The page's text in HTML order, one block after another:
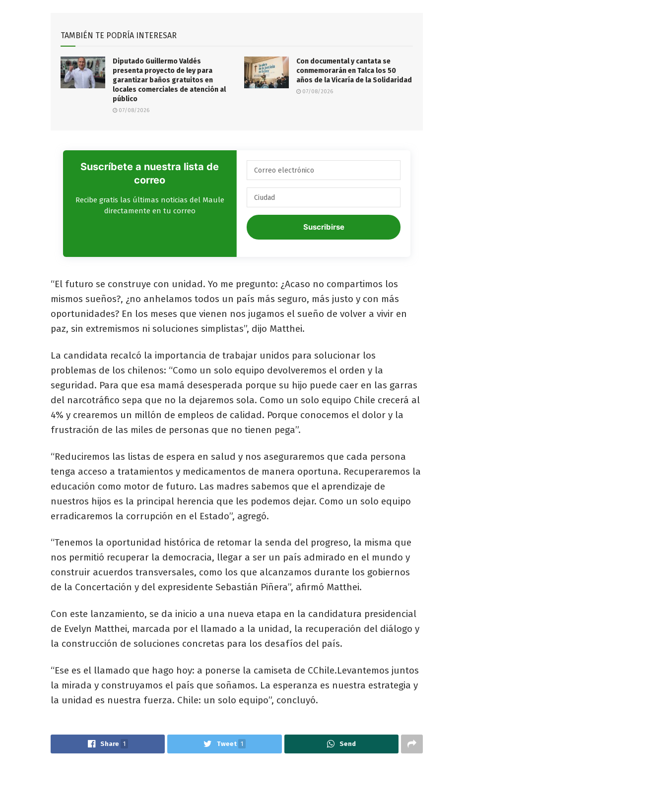
TAMBIÉN TE PODRÍA INTERESAR
Diputado Guillermo Valdés
presenta proyecto de ley para
garantizar baños gratuitos en
locales comerciales de atención al
público
07/08/2026
Con documental y cantata se
conmemorarán en Talca los 50
años de la Vicaría de la Solidaridad
07/08/2026
Suscríbete a nuestra lista de
correo
Recibe gratis las últimas noticias del Maule
directamente en tu correo
Suscribirse
“El futuro se construye con unidad. Yo me pregunto: ¿Acaso no compartimos los
mismos sueños?, ¿no anhelamos todos un país más seguro, más justo y con más
oportunidades? En los meses que vienen nos jugamos el sueño de volver a vivir en
paz, sin extremismos ni soluciones simplistas”, dijo Matthei.
La candidata recalcó la importancia de trabajar unidos para solucionar los
problemas de los chilenos: “Como un solo equipo devolveremos el orden y la
seguridad. Para que esa mamá desesperada porque su hijo puede caer en las garras
del narcotráfico sepa que no la dejaremos sola. Como un solo equipo Chile crecerá al
4% y crearemos un millón de empleos de calidad. Porque conocemos el dolor y la
frustración de las miles de personas que no tienen pega”.
“Reduciremos las listas de espera en salud y nos aseguraremos que cada persona
tenga acceso a tratamientos y medicamentos de manera oportuna. Recuperaremos la
educación como motor de futuro. Las madres sabemos que el aprendizaje de
nuestros hijos es la principal herencia que les podemos dejar. Como un solo equipo
erradicaremos la corrupción en el Estado”, agregó.
“Tenemos la oportunidad histórica de retomar la senda del progreso, la misma que
nos permitió recuperar la democracia, llegar a ser un país admirado en el mundo y
construir acuerdos transversales, como los que alcanzamos durante los gobiernos
de la Concertación y del expresidente Sebastián Piñera”, afirmó Matthei.
Con este lanzamiento, se da inicio a una nueva etapa en la candidatura presidencial
de Evelyn Matthei, marcada por el llamado a la unidad, la recuperación del diálogo y
la construcción de soluciones concretas para los desafíos del país.
“Ese es el llamado que hago hoy: a ponerse la camiseta de CChile.Levantemos juntos
la mirada y construyamos el país que soñamos. La esperanza es nuestra estrategia y
la unidad es nuestra fuerza. Chile: un solo equipo”, concluyó.
Share 1 Tweet 1 Send